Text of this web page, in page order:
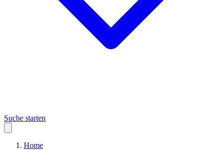
Suche starten
Home